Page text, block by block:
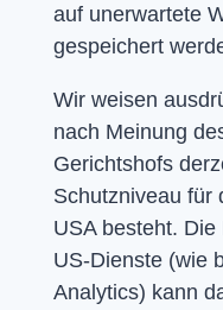
auf unerwartete
gespeichert
Wir weisen
nach Meinung
Gerichtshofs
Schutzniveau für
USA besteht.
US-Dienste (wie
Analytics) kann